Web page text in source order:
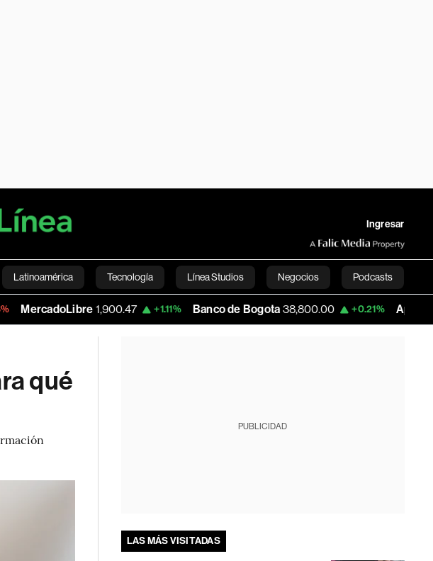
Ingresar
Latinoamérica Tecnología Línea Studios Negocios Podcasts
Mundo Videos English
1,900.47 +1.11% Banco de Bogota 38,800.00 +0.21% Apple 303.27
qué
PUBLICIDAD
LAS MÁS VISITADAS